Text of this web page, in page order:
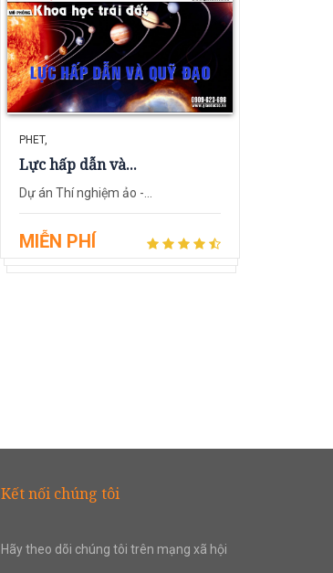
PHET,
Lực hấp dẫn và...
Dự án Thí nghiệm ảo -...
MIỄN PHÍ
Kết nối chúng tôi
Hãy theo dõi chúng tôi trên mạng xã hội